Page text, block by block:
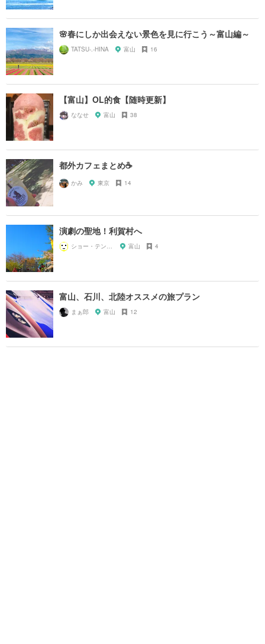
🌸春にしか出会えない景色を見に行こう～富山編～
TATSU-.-HINA 富山 16
【富山】OL的食【随時更新】
ななせ 富山 38
都外カフェまとめ☕️
かみ 東京 14
演劇の聖地！利賀村へ
ショー・テンガイ 富山 4
富山、石川、北陸オススメの旅プラン
まぁ郎 富山 12